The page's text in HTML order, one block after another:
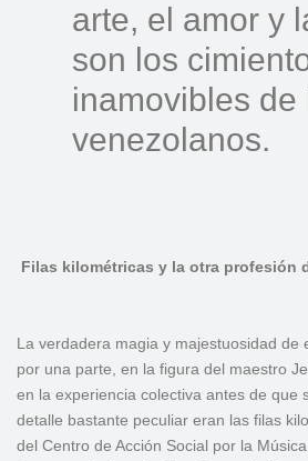
arte, el amor y
son los
inamovibles de
venezolanos.
Filas kilométricas y la otra profesión
La verdadera magia y majestuosidad de
por una parte, en la figura del maestro
en la experiencia colectiva antes de que
detalle bastante peculiar eran las filas
del Centro de Acción Social por la